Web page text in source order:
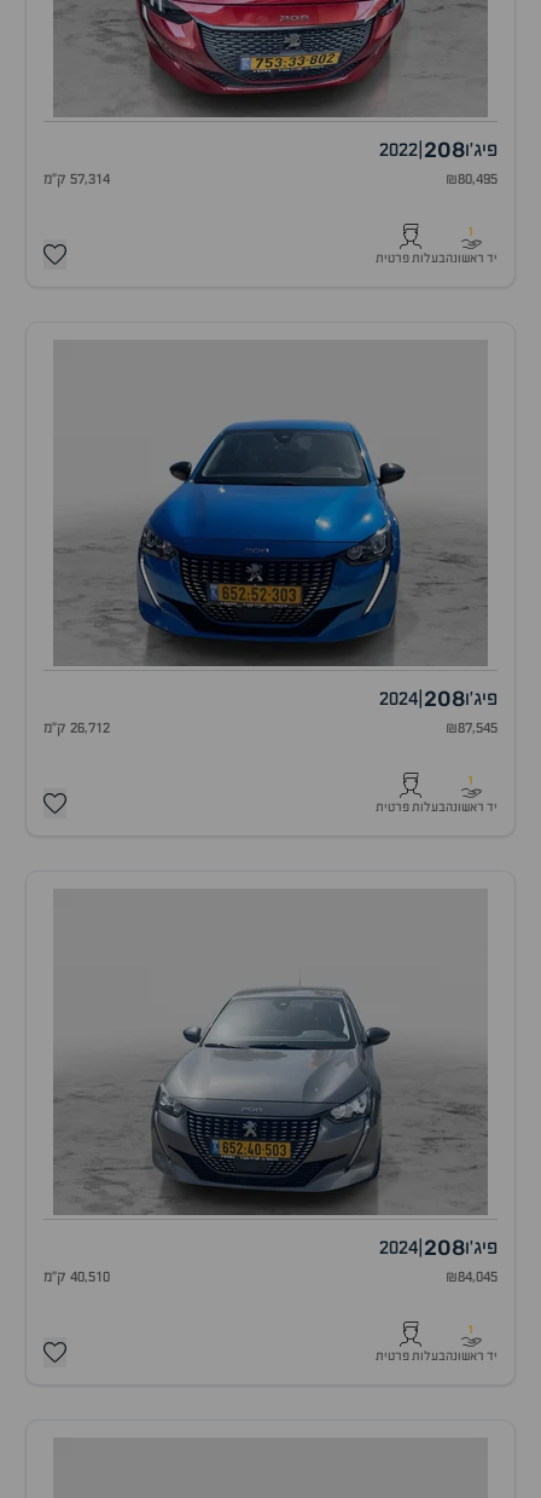
פיג'ו208
2022
₪80,495 57,314 ק"מ
1
יד ראשונהבעלות פרטית
פיג'ו208
2024
₪87,545 26,712 ק"מ
1
יד ראשונהבעלות פרטית
פיג'ו208
2024
₪84,045 40,510 ק"מ
1
יד ראשונהבעלות פרטית